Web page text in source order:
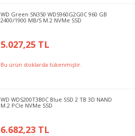
WD Green SN350 WDS960G2G0C 960 GB
2400/1900 MB/S M.2 NVMe SSD
5.027,25 TL
Bu ürün stoklarda tükenmiştir.
WD WDS200T3B0C Blue SSD 2 TB 3D NAND
M.2 PCIe NVMe SSD
6.682,23 TL